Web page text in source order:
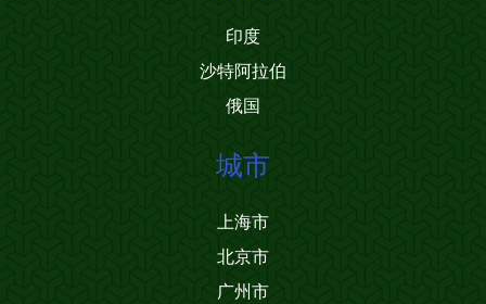
印度
沙特阿拉伯
俄国
城市
上海市
北京市
广州市